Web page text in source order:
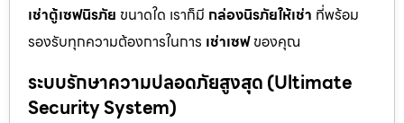
เช่าตู้เซฟนิรภัย ขนาดใด เราก็มี กล่องนิรภัยให้เช่า ที่พร้อม
รองรับทุกความต้องการในการ เช่าเซฟของคุณ
ระบบรักษาความปลอดภัยสูงสุด (Ultimate
Security System)